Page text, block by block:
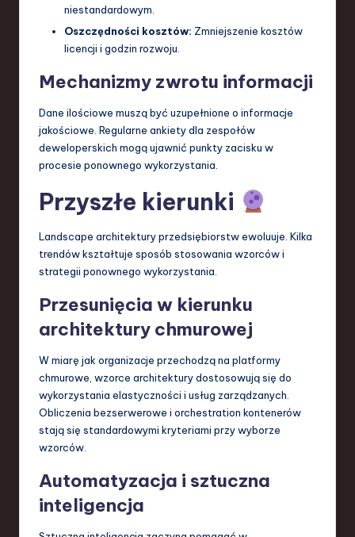
niestandardowym.
Oszczędności kosztów: Zmniejszenie kosztów
licencji i godzin rozwoju.
Mechanizmy zwrotu informacji
Dane ilościowe muszą być uzupełnione o informacje
jakościowe. Regularne ankiety dla zespołów
deweloperskich mogą ujawnić punkty zacisku w
procesie ponownego wykorzystania.
Przyszłe kierunki
Landscape architektury przedsiębiorstw ewoluuje. Kilka
trendów kształtuje sposób stosowania wzorców i
strategii ponownego wykorzystania.
Przesunięcia w kierunku
architektury chmurowej
W miarę jak organizacje przechodzą na platformy
chmurowe, wzorce architektury dostosowują się do
wykorzystania elastyczności i usług zarządzanych.
Obliczenia bezserwerowe i orchestration kontenerów
stają się standardowymi kryteriami przy wyborze
wzorców.
Automatyzacja i sztuczna
inteligencja